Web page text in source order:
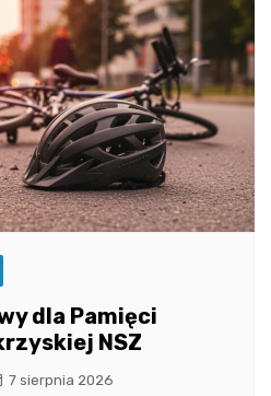
dla Pamięci
NSZ
7 sierpnia 2026